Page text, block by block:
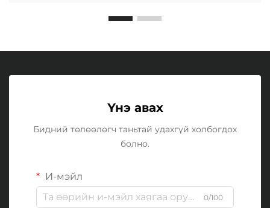
Үнэ авах
Бидний төлөөлөгч таньтай удахгүй холбогдох
болно.
И-мэйл
0/100